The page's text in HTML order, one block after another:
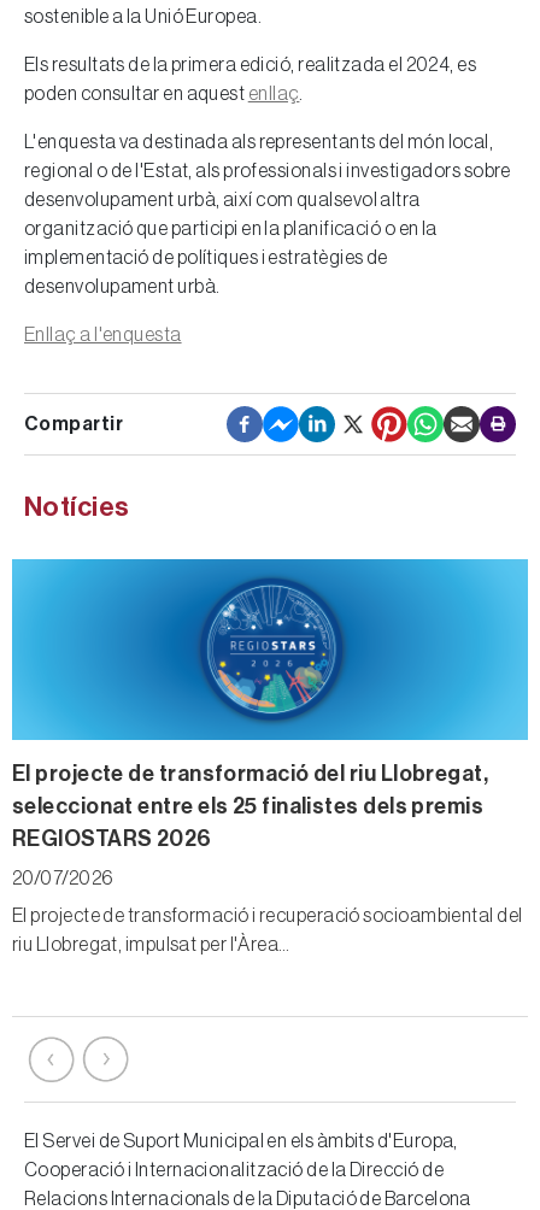
sostenible a la Unió Europea.
Els resultats de la primera edició, realitzada el 2024, es
poden consultar en aquest enllaç
L'enquesta va destinada als representants del món local,
regional o de l'Estat, als professionals i investigadors sobre
desenvolupament urbà, així com qualsevol altra
organització que participi en la planificació o en la
implementació de polítiques i estratègies de
desenvolupament urbà.
Enllaç a l'enquesta
Notícies
El projecte de transformació del riu Llobregat,
seleccionat entre els 25 finalistes dels premis
REGIOSTARS 2026
20/07/2026
El projecte de transformació i recuperació socioambiental del
riu Llobregat, impulsat per l'Àrea…
El Servei de Suport Municipal en els àmbits d'Europa,
Cooperació i Internacionalització de la Direcció de
Relacions Internacionals de la Diputació de Barcelona